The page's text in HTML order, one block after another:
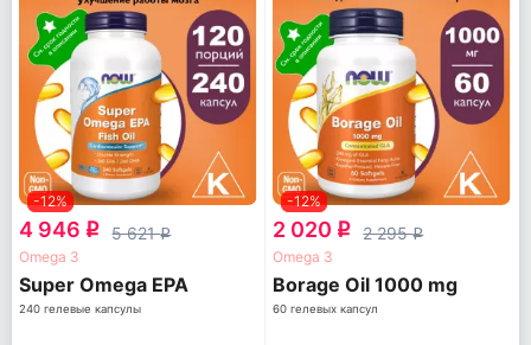
-12%
4 946 q 5 621q
Omega 3
Super Omega EPA
240 гелевые капсулы
-12%
2 020 q 2 295q
Omega 3
Borage Oil 1000 mg
60 гелевых капсул